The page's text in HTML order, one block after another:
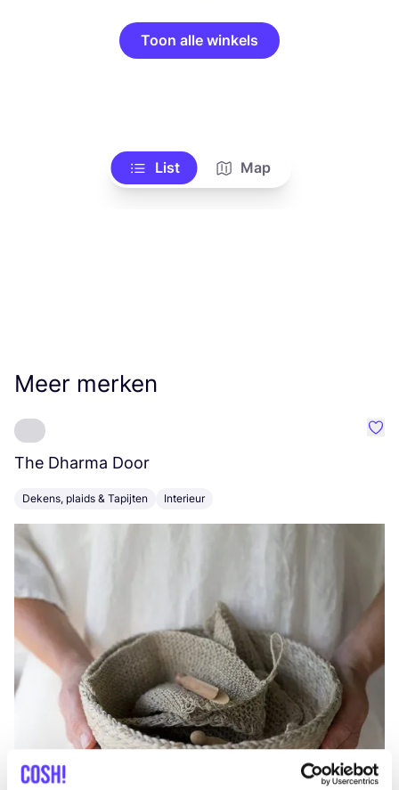
Toon alle winkels
List Map
Meer merken
The Dharma Door
Dekens, plaids & Tapijten Interieur